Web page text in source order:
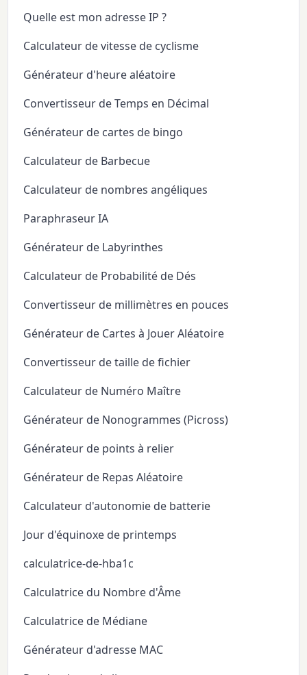
Quelle est mon adresse IP ?
Calculateur de vitesse de cyclisme
Générateur d'heure aléatoire
Convertisseur de Temps en Décimal
Générateur de cartes de bingo
Calculateur de Barbecue
Calculateur de nombres angéliques
Paraphraseur IA
Générateur de Labyrinthes
Calculateur de Probabilité de Dés
Convertisseur de millimètres en pouces
Générateur de Cartes à Jouer Aléatoire
Convertisseur de taille de fichier
Calculateur de Numéro Maître
Générateur de Nonogrammes (Picross)
Générateur de points à relier
Générateur de Repas Aléatoire
Calculateur d'autonomie de batterie
Jour d'équinoxe de printemps
calculatrice-de-hba1c
Calculatrice du Nombre d'Âme
Calculatrice de Médiane
Générateur d'adresse MAC